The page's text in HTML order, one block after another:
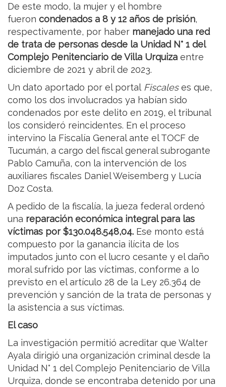
De este modo, la mujer y el hombre
fueron condenados a 8 y 12 años de prisión,
respectivamente, por haber manejado una red
de trata de personas desde la Unidad N° 1 del
Complejo Penitenciario de Villa Urquiza entre
diciembre de 2021 y abril de 2023.
Un dato aportado por el portal Fiscaleses que,
como los dos involucrados ya habían sido
condenados por este delito en 2019, el tribunal
los consideró reincidentes. En el proceso
intervino la Fiscalía General ante el TOCF de
Tucumán, a cargo del fiscal general subrogante
Pablo Camuña, con la intervención de los
auxiliares fiscales Daniel Weisemberg y Lucía
Doz Costa.
A pedido de la fiscalía, la jueza federal ordenó
una reparación económica integral para las
víctimas por $130.048.548,04. Ese monto está
compuesto por la ganancia ilícita de los
imputados junto con el lucro cesante y el daño
moral sufrido por las víctimas, conforme a lo
previsto en el artículo 28 de la Ley 26.364 de
prevención y sanción de la trata de personas y
la asistencia a sus víctimas.
El caso
La investigación permitió acreditar que Walter
Ayala dirigió una organización criminal desde la
Unidad N° 1 del Complejo Penitenciario de Villa
Urquiza, donde se encontraba detenido por una